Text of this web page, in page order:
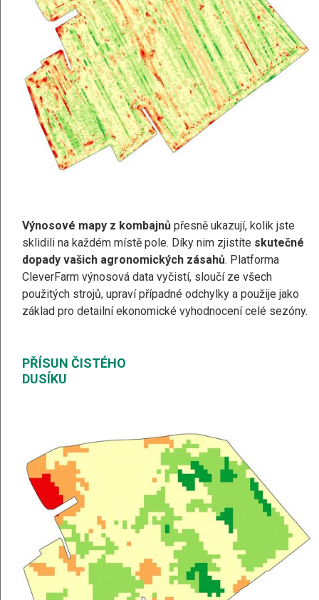
Výnosové mapy z kombajnů přesně ukazují, kolik jste
sklidili na každém místě pole. Díky nim zjistíte skutečné
dopady vašich agronomických zásahů. Platforma
CleverFarm výnosová data vyčistí, sloučí ze všech
použitých strojů, upraví případné odchylky a použije jako
základ pro detailní ekonomické vyhodnocení celé sezóny.
PŘÍSUN ČISTÉHO
DUSÍKU